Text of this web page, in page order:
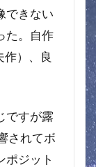
できない
た。自作
）、良
ですが露
されてボ
ポジット